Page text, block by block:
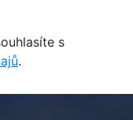
s
.